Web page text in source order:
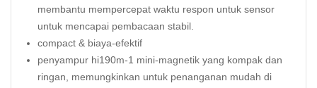
membantu mempercepat waktu respon untuk sensor
untuk mencapai pembacaan stabil.
compact & biaya-efektif
penyampur hi190m-1 mini-magnetik yang kompak dan
ringan, memungkinkan untuk penanganan mudah di